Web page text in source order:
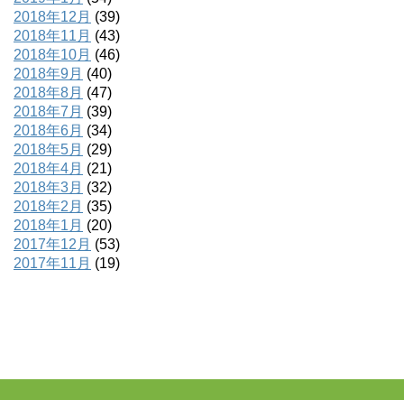
2018年12月 (39)
2018年11月 (43)
2018年10月 (46)
2018年9月 (40)
2018年8月 (47)
2018年7月 (39)
2018年6月 (34)
2018年5月 (29)
2018年4月 (21)
2018年3月 (32)
2018年2月 (35)
2018年1月 (20)
2017年12月 (53)
2017年11月 (19)